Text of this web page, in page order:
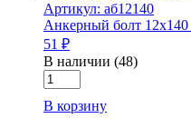
20х150
с
шест.
головкой
Артикул: аб12140
Анкерный болт 12х140
51 ₽
В наличии (48)
Количество
товара
Анкерный
В корзину